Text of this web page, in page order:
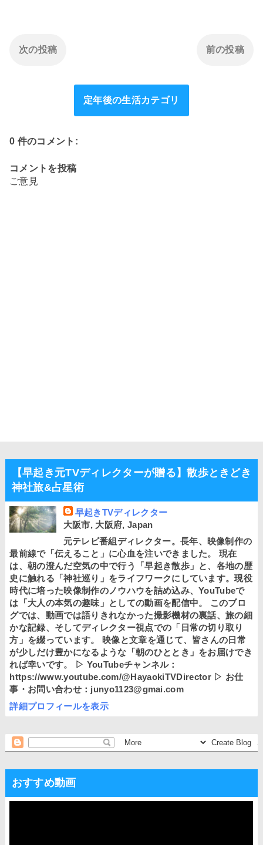
次の投稿 前の投稿
定年後の生活カテゴリ
0 件のコメント:
コメントを投稿
ご意見
【早起き元TVディレクターが贈る】散歩ときどき
神社旅&占星術
早起きTVディレクター
大阪市, 大阪府, Japan
元テレビ番組ディレクター。長年、映像制作の
最前線で「伝えること」に心血を注いできました。 現在
は、朝の澄んだ空気の中で行う「早起き散歩」と、各地の歴
史に触れる「神社巡り」をライフワークにしています。現役
時代に培った映像制作のノウハウを詰め込み、YouTubeで
は「大人の本気の趣味」としての動画を配信中。 このブロ
グでは、動画では語りきれなかった撮影機材の裏話、旅の細
かな記録、そしてディレクター視点での「日常の切り取り
方」を綴っています。 映像と文章を通じて、皆さんの日常
が少しだけ豊かになるような「朝のひととき」をお届けでき
れば幸いです。 ▷ YouTubeチャンネル：
https://www.youtube.com/@HayaokiTVDirector ▷ お仕
事・お問い合わせ：junyo1123@gmai.com
詳細プロフィールを表示
おすすめ動画